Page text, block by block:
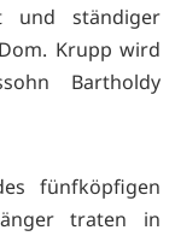
und ständiger
Krupp wird
Bartholdy
fünfköpfigen
traten in